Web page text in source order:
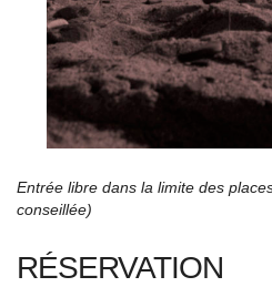
Entrée libre dans la limite des
conseillée)
RÉSERVATION